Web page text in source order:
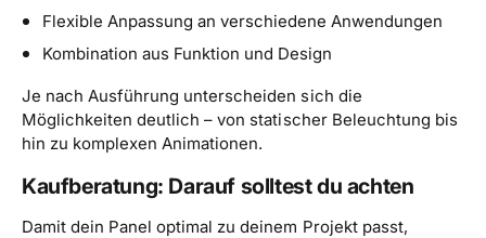
Flexible Anpassung an verschiedene Anwendungen
Kombination aus Funktion und Design
Je nach Ausführung unterscheiden sich die
Möglichkeiten deutlich – von statischer Beleuchtung bis
hin zu komplexen Animationen.
Kaufberatung: Darauf solltest du achten
Damit dein Panel optimal zu deinem Projekt passt,